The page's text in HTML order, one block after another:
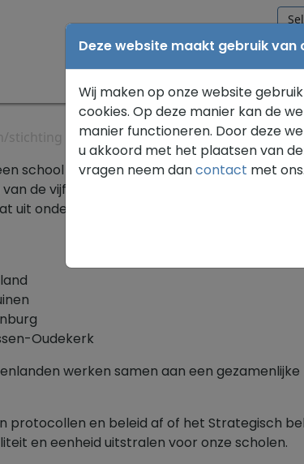
WELKOM
stichting O2A5
school van destichting O2A5. (Stichting
de vijf scholenclusters van O2A5, namelijk
uit onderstaande scholen:
Oudekerk
werken samen aan een
protocollen en beleid af of het Strategisch
en eenheid uitstralen voor onze scholen.
Deze website maakt gebruik van
Wij maken op onze website
cookies. Op deze manier kan de
manier functioneren. Door deze
u akkoord met het plaatsen van
vragen neem dancontact met ons.